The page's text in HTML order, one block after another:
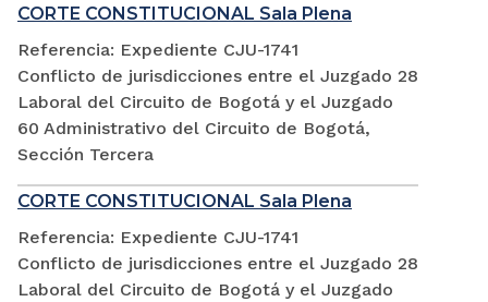
CORTE CONSTITUCIONAL Sala Plena
Referencia: Expediente CJU-1741
Conflicto de jurisdicciones entre el Juzgado 28
Laboral del Circuito de Bogotá y el Juzgado
60 Administrativo del Circuito de Bogotá,
Sección Tercera
CORTE CONSTITUCIONAL Sala Plena
Referencia: Expediente CJU-1741
Conflicto de jurisdicciones entre el Juzgado 28
Laboral del Circuito de Bogotá y el Juzgado